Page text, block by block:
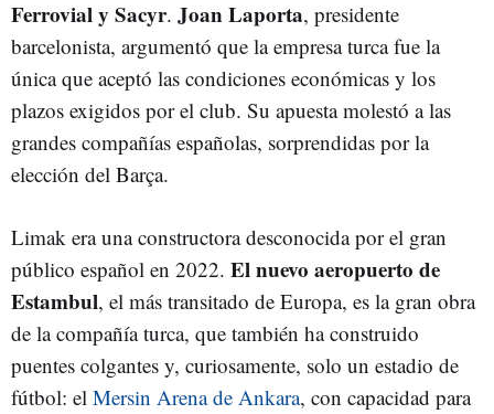
Ferrovial y Sacyr. Joan Laporta, presidente
barcelonista, argumentó que la empresa turca fue la
única que aceptó las condiciones económicas y los
plazos exigidos por el club. Su apuesta molestó a las
grandes compañías españolas, sorprendidas por la
elección del Barça.
Limak era una constructora desconocida por el gran
público español en 2022. El nuevo aeropuerto de
Estambul, el más transitado de Europa, es la gran obra
de la compañía turca, que también ha construido
puentes colgantes y, curiosamente, solo un estadio de
fútbol: el Mersin Arena de Ankara, con capacidad para